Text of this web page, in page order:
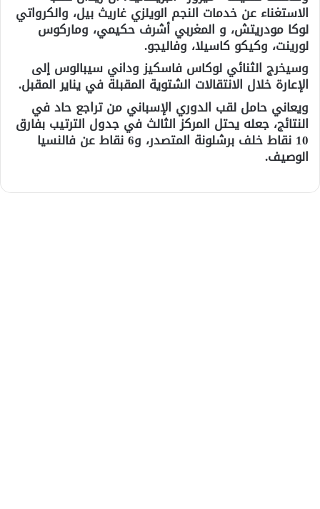
الاستغناء عن خدمات النجم الويلزي غاريث بيل، والكرواتي
لوكا مودريتش، و المغربي أشرف حكيمي، وماركوس
لورينت، وكيكو كاسيلا، وفاليجو.
وسيخرج الثنائي لوكاس فاسكيز وداني سيبالوس إلى
الإعارة خلال الانتقالات الشتوية المقبلة في يناير المقبل.
ويعاني حامل لقب الدوري الإسباني من تراجع حاد في
النتائج، جعله يحتل المركز الثالث في جدول الترتيب بفارق
10 نقاط خلف برشلونة المتصدر، و6 نقاط عن فالنسيا
الوصيف.